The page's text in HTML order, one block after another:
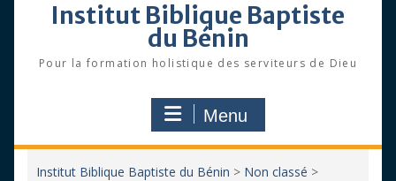
Institut Biblique Baptiste
du Bénin
Pour la formation holistique des serviteurs de Dieu
Menu
Institut Biblique Baptiste du Bénin > Non classé >